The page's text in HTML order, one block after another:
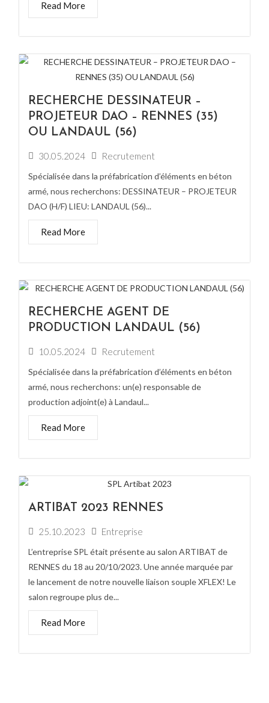
Read More
RECHERCHE DESSINATEUR –
PROJETEUR DAO – RENNES (35)
OU LANDAUL (56)
30.05.2024 Recrutement
Spécialisée dans la préfabrication d’éléments en béton
armé, nous recherchons: DESSINATEUR – PROJETEUR
DAO (H/F) LIEU: LANDAUL (56)...
Read More
RECHERCHE AGENT DE
PRODUCTION LANDAUL (56)
10.05.2024 Recrutement
Spécialisée dans la préfabrication d’éléments en béton
armé, nous recherchons: un(e) responsable de
production adjoint(e) à Landaul...
Read More
ARTIBAT 2023 RENNES
25.10.2023 Entreprise
L’entreprise SPL était présente au salon ARTIBAT de
RENNES du 18 au 20/10/2023. Une année marquée par
le lancement de notre nouvelle liaison souple XFLEX! Le
salon regroupe plus de...
Read More